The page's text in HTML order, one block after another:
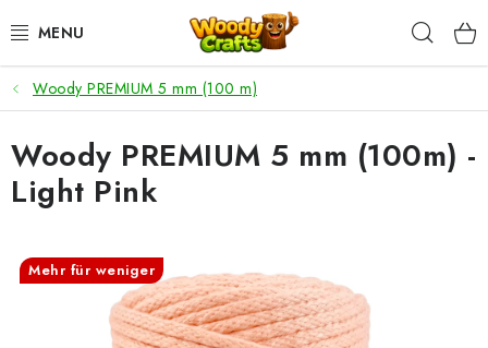
Inhalt
HÄKELN
FLECHTEN
BASTELSETS
ZUBEHÖR ZUM HÄKELN
WOODY GARN
Woody PREMIUM 5 mm (100 m)
Woody PREMIUM 5 mm (100m) -
Light Pink
Mehr für weniger